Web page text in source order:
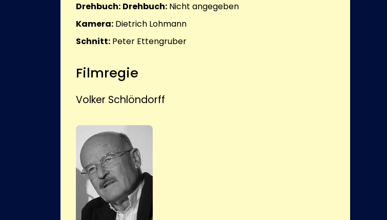
Drehbuch: Drehbuch: Nicht angegeben
Kamera: Dietrich Lohmann
Schnitt: Peter Ettengruber
Filmregie
Volker Schlöndorff